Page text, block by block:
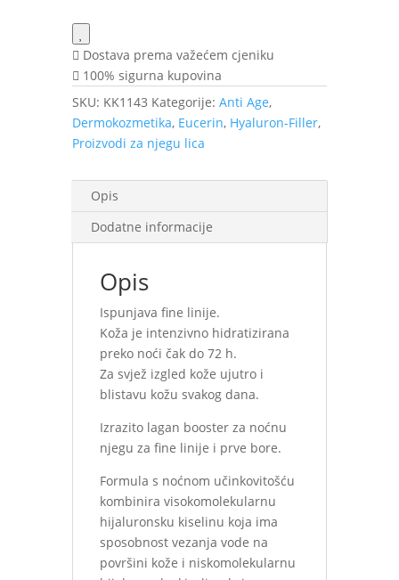
noćnu
njegu
50
ml
količina
Dostava prema važećem cjeniku
100% sigurna kupovina
SKU: KK1143 Kategorije: Anti Age,
Dermokozmetika, Eucerin, Hyaluron-Filler,
Proizvodi za njegu lica
Opis
Dodatne informacije
Opis
Ispunjava fine linije.
Koža je intenzivno hidratizirana
preko noći čak do 72 h.
Za svjež izgled kože ujutro i
blistavu kožu svakog dana.
Izrazito lagan booster za noćnu
njegu za fine linije i prve bore.
Formula s noćnom učinkovitošću
kombinira visokomolekularnu
hijaluronsku kiselinu koja ima
sposobnost vezanja vode na
površini kože i niskomolekularnu